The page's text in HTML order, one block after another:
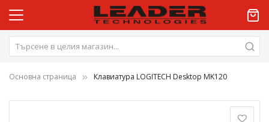
Основна страница Клавиатура LOGITECH Desktop MK120